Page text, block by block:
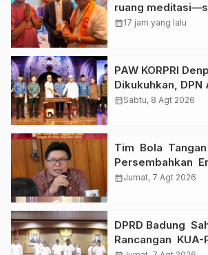
ruang
Dewa Nyoman
calendar_month17 jam yang lalu
PAW KORPRI
Dikukuhkan,
“Sembagi
calendar_monthSabtu, 8 Agt 2026
Tim Bola
Persembahkan
, Taklukkan
calendar_monthJumat, 7 Agt 2026
DPRD Badung
Rancangan KUA-